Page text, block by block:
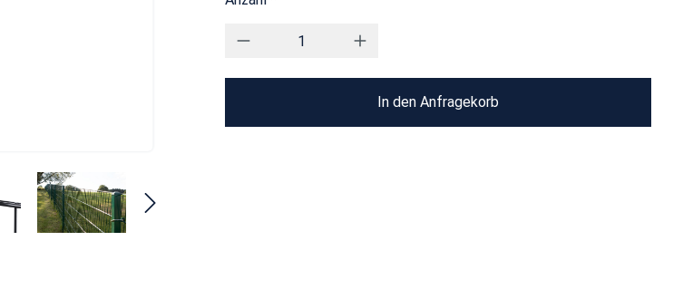
In den Anfragekorb